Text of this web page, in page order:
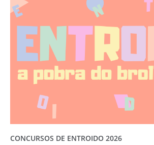
CONCURSOS DE ENTROIDO 2026